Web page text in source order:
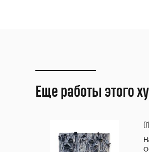
Еще работы этого